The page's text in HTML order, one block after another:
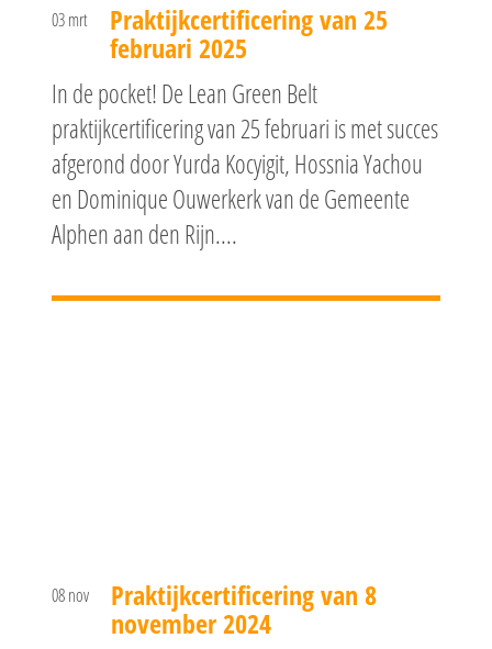
03 mrt Praktijkcertificering van 25
februari 2025
In de pocket! De Lean Green Belt
praktijkcertificering van 25 februari is met succes
afgerond door Yurda Kocyigit, Hossnia Yachou
en Dominique Ouwerkerk van de Gemeente
Alphen aan den Rijn....
08 nov Praktijkcertificering van 8
november 2024